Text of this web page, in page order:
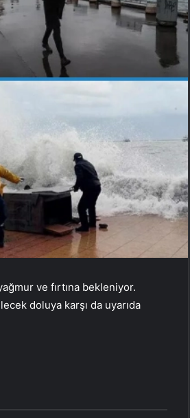
ve fırtına bekleniyor.
doluya karşı da uyarıda